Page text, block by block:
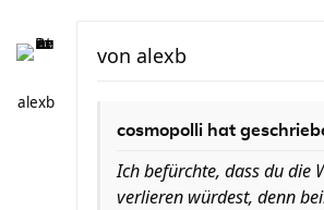
alexb
von alexb
cosmopolli hat
Ich befürchte, dass du die
verlieren würdest, denn